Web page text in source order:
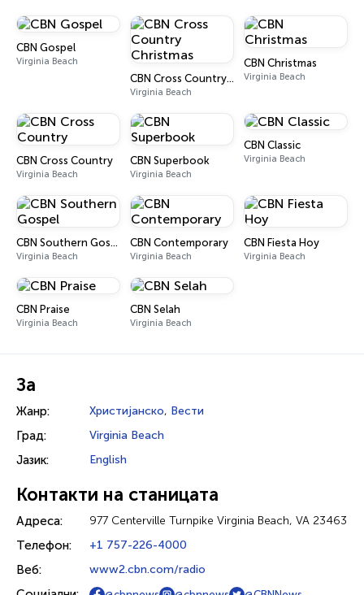
CBN Gospel
Virginia Beach
CBN Cross Country Christmas
Virginia Beach
CBN Christmas
Virginia Beach
CBN Cross Country
Virginia Beach
CBN Superbook
Virginia Beach
CBN Classic
Virginia Beach
CBN Southern Gospel
Virginia Beach
CBN Contemporary
Virginia Beach
CBN Fiesta Hoy
Virginia Beach
CBN Praise
Virginia Beach
CBN Selah
Virginia Beach
За
Жанр: Христијанско, Вести
Град: Virginia Beach
Јазик: English
Контакти на станицата
Адреса: 977 Centerville Turnpike Virginia Beach, VA 23463
Телефон: +1 757-226-4000
Веб: www2.cbn.com/radio